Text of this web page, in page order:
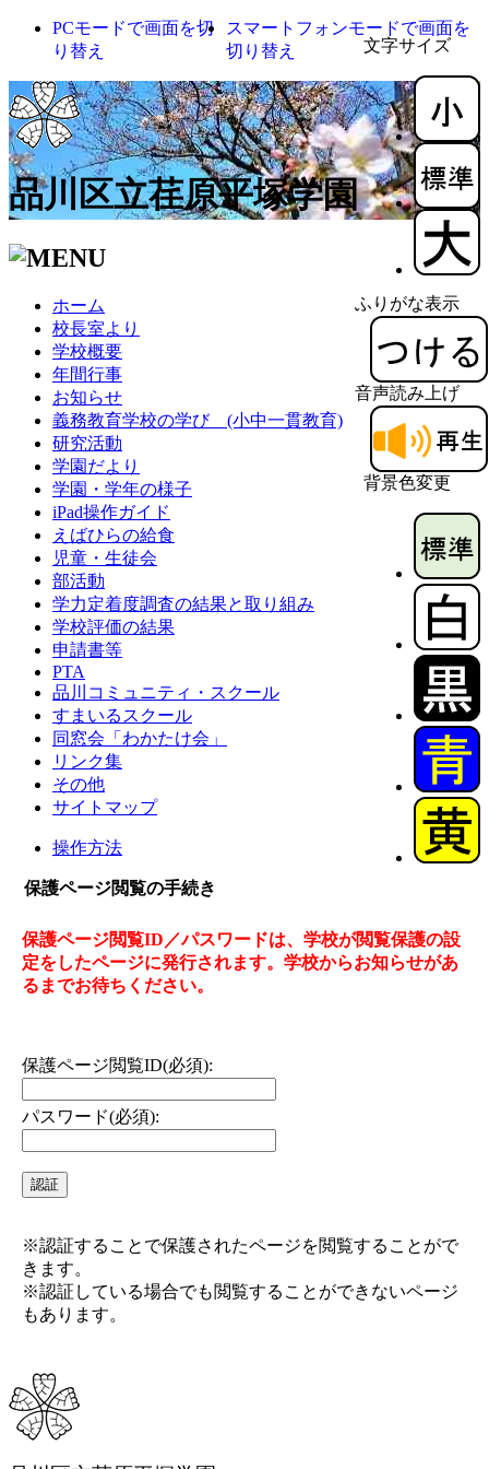
文字サイズ
ふりがな表示
音声読み上げ
背景色変更
PCモードで画面を切
り替え
スマートフォンモードで画面を
切り替え
品川区立荏原平塚学園
ホーム
校長室より
学校概要
年間行事
お知らせ
義務教育学校の学び (小中一貫教育)
研究活動
学園だより
学園・学年の様子
iPad操作ガイド
えばひらの給食
児童・生徒会
部活動
学力定着度調査の結果と取り組み
学校評価の結果
申請書等
PTA
品川コミュニティ・スクール
すまいるスクール
同窓会「わかたけ会」
リンク集
その他
サイトマップ
操作方法
保護ページ閲覧の手続き
保護ページ閲覧ID／パスワードは、学校が閲覧保護の設
定をしたページに発行されます。学校からお知らせがあ
るまでお待ちください。
保護ページ閲覧ID(必須):
パスワード(必須):
※認証することで保護されたページを閲覧することがで
きます。
※認証している場合でも閲覧することができないページ
もあります。